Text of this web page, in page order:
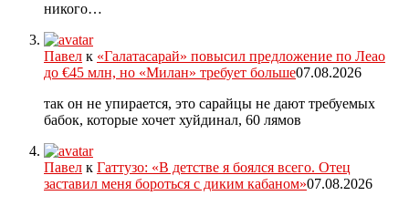
никого…
Павел к «Галатасарай» повысил предложение по Леао
до €45 млн, но «Милан» требует больше07.08.2026
так он не упирается, это сарайцы не дают требуемых
бабок, которые хочет хуйдинал, 60 лямов
Павел к Гаттузо: «В детстве я боялся всего. Отец
заставил меня бороться с диким кабаном»07.08.2026